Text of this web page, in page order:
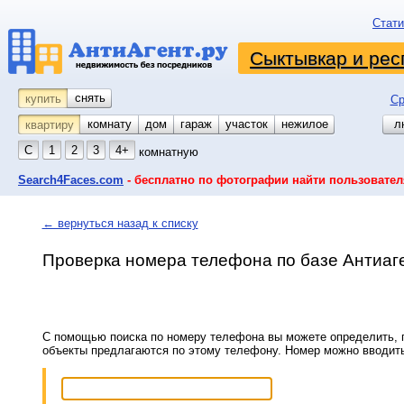
Сыктывкар и
купить снять
квартиру
комнату койко-место
дом гараж участок
нежилое
С
1 2 3 4+ комнатную
Search4Faces.com - бесплатно по фотографии найти
← вернуться назад к списку
Проверка номера телефона по базе
С помощью поиска по номеру телефона вы можете определить,
объекты предлагаются по этому телефону. Номер можно